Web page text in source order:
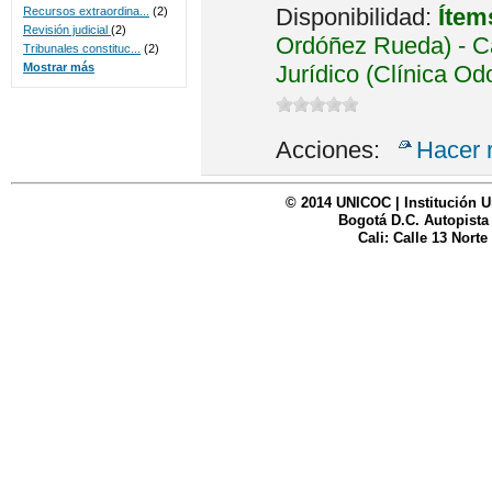
Disponibilidad:
Ordóñez Rueda) -
Jurídico (Clínica
Acciones: Hacer
Recursos extraordina...
(2)
Revisión judicial (2)
Tribunales constituc...
(2)
Mostrar más
© 2014 UNICOC | Institución
Bogotá D.C. Autopista
Cali: Calle 13 Norte